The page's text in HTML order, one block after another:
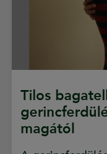
Tilos
magától